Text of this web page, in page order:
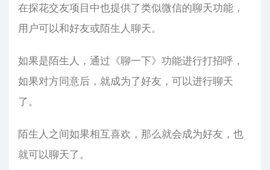
在探花交友项目中也提供了类似微信的聊天功能，
用户可以和好友或陌生人聊天。
如果是陌生人，通过《聊一下》功能进行打招呼，
如果对方同意后，就成为了好友，可以进行聊天
了。
陌生人之间如果相互喜欢，那么就会成为好友，也
就可以聊天了。